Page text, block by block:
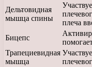
Дельтовидная
мышца спины
плеча
Бицепс
Трапециевидная
мышца